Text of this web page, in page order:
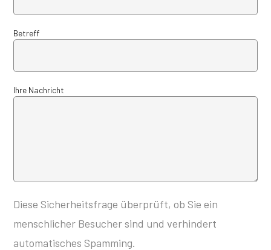
Betreff
Ihre Nachricht
Diese Sicherheitsfrage überprüft, ob Sie ein
menschlicher Besucher sind und verhindert
automatisches Spamming.